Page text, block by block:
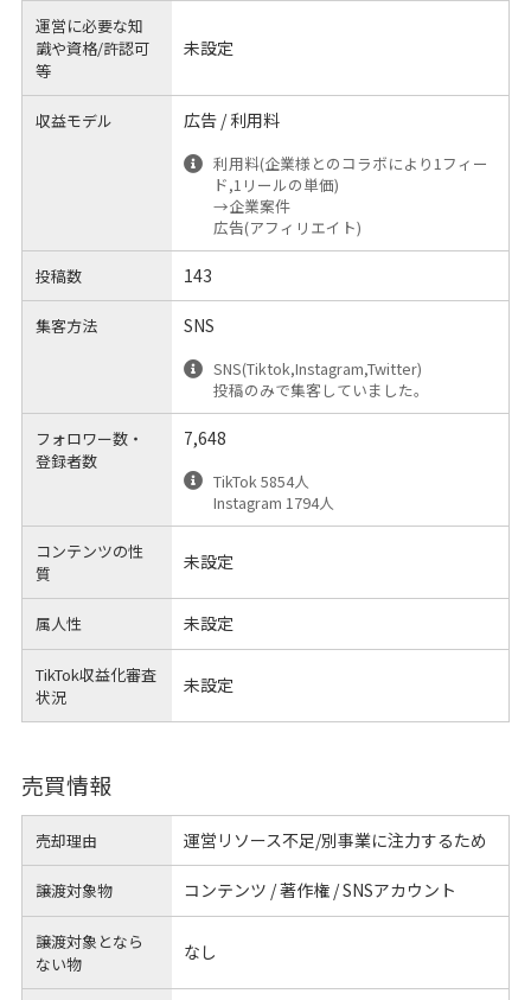
運営に必要な知
識や資格/許認可
等
未設定
収益モデル 広告 / 利用料
利用料(企業様とのコラボにより1フィー
ド,1リールの単価)
→企業案件
広告(アフィリエイト)
投稿数 143
集客方法 SNS
SNS(Tiktok,Instagram,Twitter)
投稿のみで集客していました。
フォロワー数・
登録者数
7,648
TikTok 5854人
Instagram 1794人
コンテンツの性
質
未設定
属人性 未設定
TikTok収益化審査
状況
未設定
売買情報
売却理由 運営リソース不足/別事業に注力するため
譲渡対象物 コンテンツ / 著作権 / SNSアカウント
譲渡対象となら
ない物
なし